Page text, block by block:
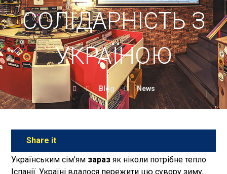
СОЛІДАРНІСТЬ З
УКРАЇНОЮ
Blog News
Українським сім’ям зараз як ніколи потрібне тепло
Іспанії. Україні вдалося пережити цю сувору зиму,